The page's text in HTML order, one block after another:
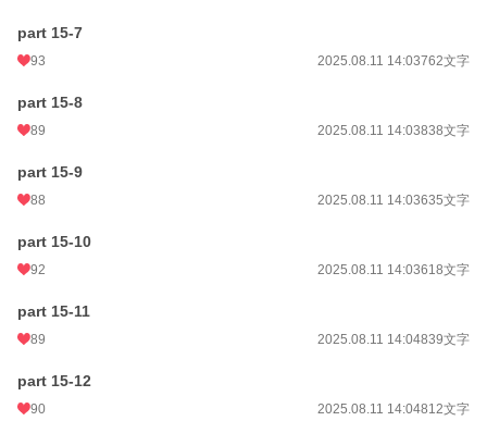
part 15-7
93 2025.08.11 14:03762文字
part 15-8
89 2025.08.11 14:03838文字
part 15-9
88 2025.08.11 14:03635文字
part 15-10
92 2025.08.11 14:03618文字
part 15-11
89 2025.08.11 14:04839文字
part 15-12
90 2025.08.11 14:04812文字